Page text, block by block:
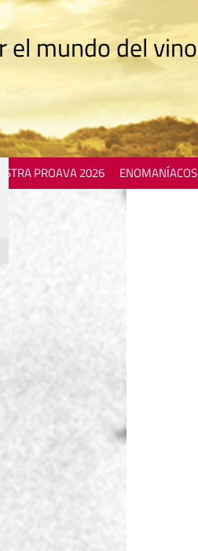
el mundo del vino
PROAVA 2026 ENOMANÍACOS